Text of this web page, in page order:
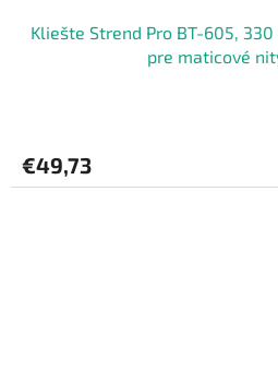
Kliešte Strend Pro BT-605,
pre maticové
€49,73